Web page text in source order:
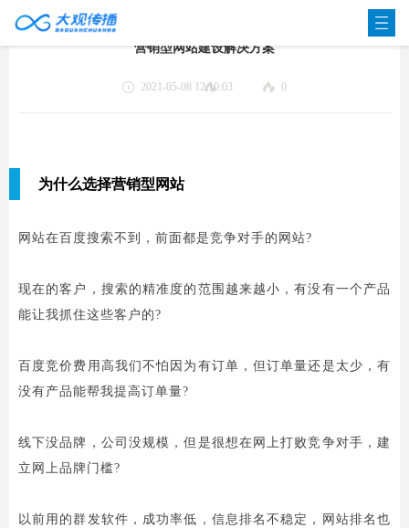
营销型网站建设解决方案
2021-05-08 12:10:03 0
为什么选择营销型网站
网站在百度搜索不到，前面都是竞争对手的网站?
现在的客户，搜索的精准度的范围越来越小，有没有一个产品
能让我抓住这些客户的?
百度竞价费用高我们不怕因为有订单，但订单量还是太少，有
没有产品能帮我提高订单量?
线下没品牌，公司没规模，但是很想在网上打败竞争对手，建
立网上品牌门槛?
以前用的群发软件，成功率低，信息排名不稳定，网站排名也